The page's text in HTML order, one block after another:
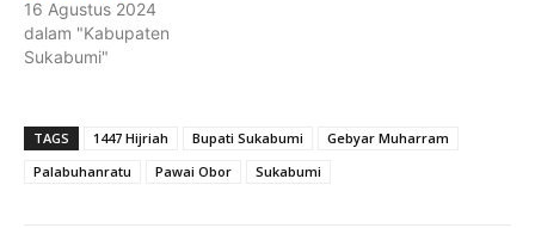
16 Agustus 2024
dalam "Kabupaten
Sukabumi"
TAGS 1447 Hijriah Bupati Sukabumi
Gebyar Muharram
Palabuhanratu
Pawai Obor Sukabumi